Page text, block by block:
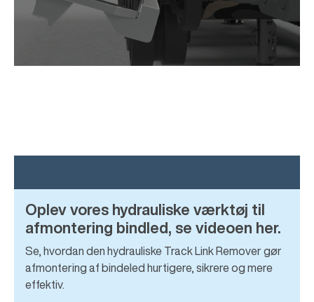
Oplev vores hydrauliske værktøj til
afmontering bindled, se videoen her.
Se, hvordan den hydrauliske Track Link Remover gør
afmontering af bindeled hurtigere, sikrere og mere
effektiv.